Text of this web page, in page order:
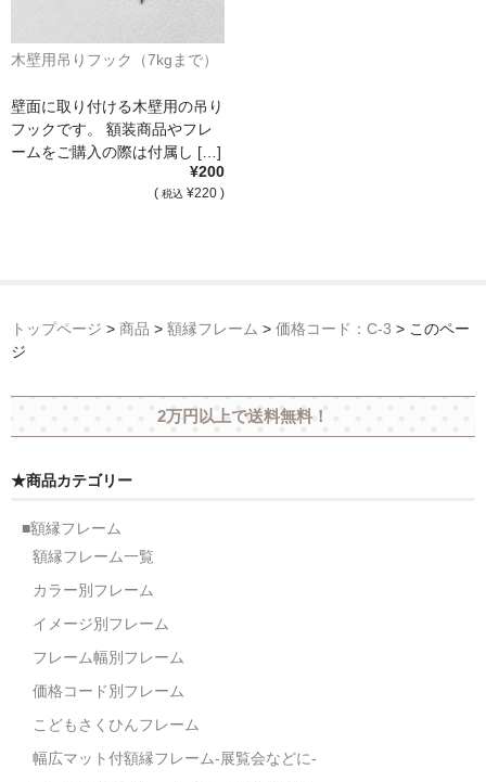
木壁用吊りフック（7kgまで）
壁面に取り付ける木壁用の吊り
フックです。 額装商品やフレ
ームをご購入の際は付属し […]
¥200
( 税込 ¥220 )
トップページ > 商品 > 額縁フレーム > 価格コード：C-3 > このペー
ジ
2万円以上で送料無料！
★商品カテゴリー
■額縁フレーム
額縁フレーム一覧
カラー別フレーム
イメージ別フレーム
フレーム幅別フレーム
価格コード別フレーム
こどもさくひんフレーム
幅広マット付額縁フレーム-展覧会などに-